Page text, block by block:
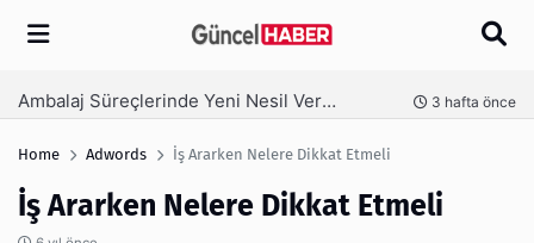
Arama
Ambalaj Süreçlerinde Yeni Nesil Verimliliği Olimpack ile Yakalayın 3 hafta önce
Home Adwords İş Ararken Nelere Dikkat Etmeli
İş Ararken Nelere Dikkat Etmeli